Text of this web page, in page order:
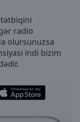
radio
olursunuzsa
indi bizim